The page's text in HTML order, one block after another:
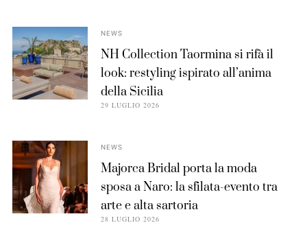
NEWS
NH Collection Taormina si rifà il
look: restyling ispirato all’anima
della Sicilia
29 LUGLIO 2026
NEWS
Majorca Bridal porta la moda
sposa a Naro: la sfilata-evento tra
arte e alta sartoria
28 LUGLIO 2026